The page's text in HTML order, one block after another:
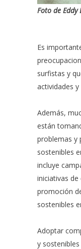
Foto de Eddy
Es
surfistas y
actividades
Además,
están
problemas y
sostenibles
incluye
iniciativas
promoción
sostenibles
Adoptar
y